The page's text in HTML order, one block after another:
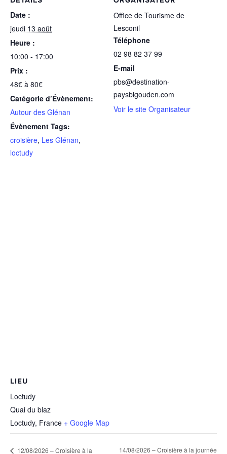
Date :
jeudi 13 août
Heure :
10:00 - 17:00
Prix :
48€ à 80€
Catégorie d’Évènement:
Autour des Glénan
Évènement Tags:
croisière, Les Glénan,
loctudy
Office de Tourisme de
Lesconil
Téléphone
02 98 82 37 99
E-mail
pbs@destination-
paysbigouden.com
Voir le site Organisateur
LIEU
Loctudy
Quai du blaz
Loctudy, France + Google Map
12/08/2026 – Croisière à la 14/08/2026 – Croisière à la journée